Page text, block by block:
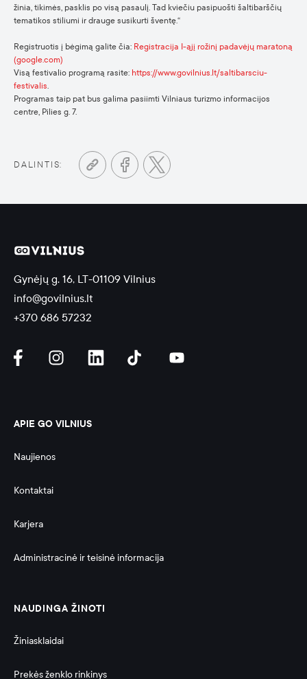
žinia, tikimės, pasklis po visą pasaulį. Tad kviečiu pasipuošti šaltibarščių
tematikos stiliumi ir drauge susikurti šventę.“
Registruotis į bėgimą galite čia: Registracija I-ąjį rožinį padavėjų maratoną
(google.com)
Visą festivalio programą rasite: https://www.govilnius.lt/saltibarsciu-
festivalis.
Programas taip pat bus galima pasiimti Vilniaus turizmo informacijos
centre, Pilies g. 7.
DALINTIS:
Gynėjų g. 16, LT-01109 Vilnius
info@govilnius.lt
+370 686 57232
APIE GO VILNIUS
Naujienos
Kontaktai
Karjera
Administracinė ir teisinė informacija
NAUDINGA ŽINOTI
Žiniasklaidai
Prekės ženklo rinkinys